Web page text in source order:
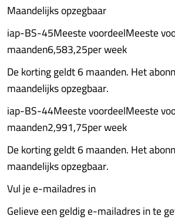
Maandelijks opzegbaar
iap-BS-45Meeste voordeelMeeste
maanden6,583,25per week
De korting geldt 6 maanden. Het
maandelijks opzegbaar.
iap-BS-44Meeste voordeelMeeste
maanden2,991,75per week
De korting geldt 6 maanden. Het
maandelijks opzegbaar.
Vul je e-mailadres in
Gelieve een geldig e-mailadres in te